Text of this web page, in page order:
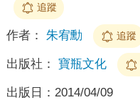
追蹤
作者： 朱宥勳 追蹤
出版社： 寶瓶文化
出版日： 2014/04/09